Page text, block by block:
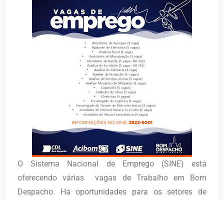
O Sistema Nacional de Emprego (SINE) está
oferecendo várias vagas de Trabalho em Bom
Despacho. Há oportunidades para os setores de